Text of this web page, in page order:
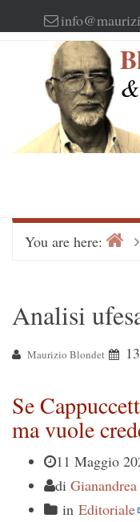
to
You are here:
Analisi
Maurizio Blondet
Se
ma vuole
11 Maggio
di
in Editoriale